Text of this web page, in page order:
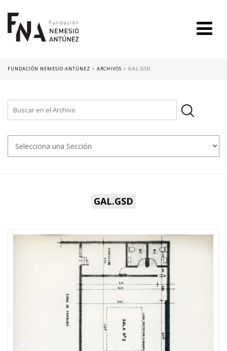
FUNDACIÓN NEMESIO ANTÚNEZ > ARCHIVOS > GAL.GSD
GAL.GSD